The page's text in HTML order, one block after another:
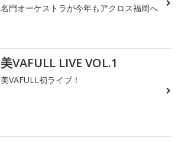
名門オーケストラが今年もアクロス福岡へ
美VAFULL LIVE VOL.1
美VAFULL初ライブ！